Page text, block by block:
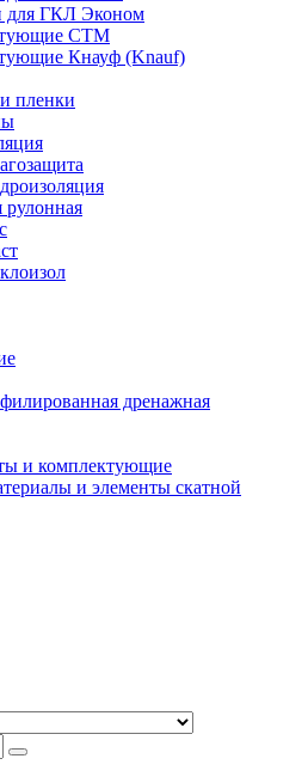
для ГКЛ Эконом
СТМ
Кнауф (Knauf)
пленки
рулонная
дренажная
и комплектующие
и элементы скатной